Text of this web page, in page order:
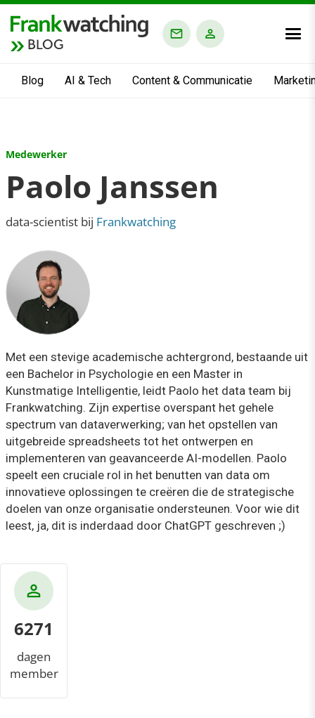
BLOG
Blog AI & Tech Content & Communicatie
Medewerker
Paolo Janssen
data-scientist bij Frankwatching
Met een stevige academische achtergrond, bestaande uit
een Bachelor in Psychologie en een Master in
Kunstmatige Intelligentie, leidt Paolo het data team bij
Frankwatching. Zijn expertise overspant het gehele
spectrum van dataverwerking; van het opstellen van
uitgebreide spreadsheets tot het ontwerpen en
implementeren van geavanceerde AI-modellen. Paolo
speelt een cruciale rol in het benutten van data om
innovatieve oplossingen te creëren die de strategische
doelen van onze organisatie ondersteunen. Voor wie dit
leest, ja, dit is inderdaad door ChatGPT geschreven ;)
6271
dagen
member